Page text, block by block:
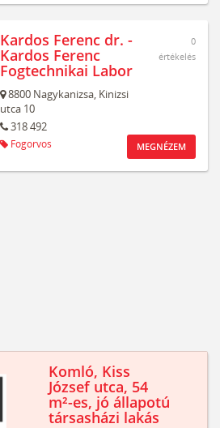
Kardos Ferenc dr. -
Kardos Ferenc
Fogtechnikai Labor
8800 Nagykanizsa, Kinizsi
utca 10
318 492
Fogorvos
0
értékelés
MEGNÉZEM
Komló, Kiss
József utca, 54
m²-es, jó állapotú
társasházi lakás